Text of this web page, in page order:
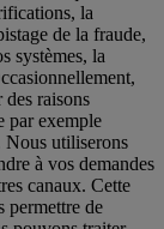
la
de la fraude,
systèmes, la
raisons
par exemple
Nous utiliserons
à vos demandes
canaux. Cette
permettre de